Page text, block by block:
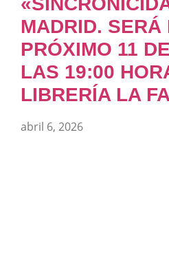
MADRID. SERÁ
PRÓXIMO 11
LAS 19:00
LIBRERÍA LA
abril 6, 2026